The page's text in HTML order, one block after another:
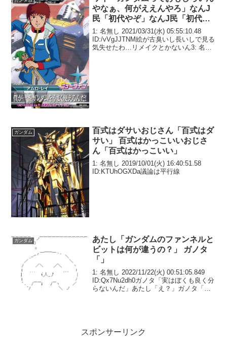
やなぁ、何がええんやろ」なんJ
民「初代やぞ」なんJ民「初代見
とけ」
1: 名無し 2021/03/31(水) 05:55:10.48
ID:/vVgJJTNM絵が古臭いし長いしで見る
気失せたわ…リメイクとかないん3: 名無
ガンダム
百式はダサいおじさん「百式はダ
サい」 百式はかっこいいおじさ
ん「百式はかっこいい」
1: 名無し 2019/10/01(火) 16:40:51.58
ID:KTUhOGXDa議論は平行線
ガンダム
あたし「ガンダムのファンネルと
ビットは何が違うの？」 ガノタ
「」
1: 名無し 2022/11/22(火) 00:51:05.849
ID:Qx7Nu2dh0ガノタ「実はぼくも良く分
らないんだ」あたし「え？」ガノタ「」
スポンサーリンク